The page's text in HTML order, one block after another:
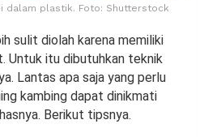
dalam plastik. Foto: Shutterstock
sulit diolah karena memiliki
Untuk itu dibutuhkan teknik
Lantas apa saja yang perlu
kambing dapat dinikmati
Berikut tipsnya.